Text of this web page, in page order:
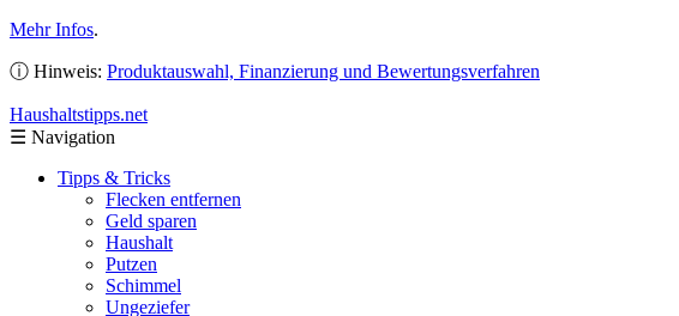
Mehr Infos.
ⓘ Hinweis: Produktauswahl, Finanzierung und Bewertungsverfahren
Haushaltstipps.net
☰ Navigation
Tipps & Tricks
Flecken entfernen
Geld sparen
Haushalt
Putzen
Schimmel
Ungeziefer